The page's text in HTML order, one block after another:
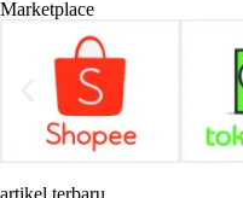
Marketplace
artikel terbaru